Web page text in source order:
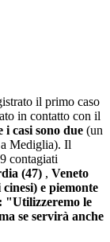
il primo caso
in contatto con il
i casi sono due (un
Mediglia). Il
contagiati
(47) , Veneto
e piemonte
"Utilizzeremo le
se servirà anche